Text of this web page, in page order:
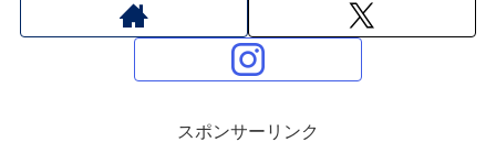
スポンサーリンク